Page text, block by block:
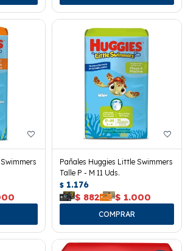
Pañales Huggies Little Swimmers
Talle P - M 11 Uds.
$ 1.176
$ 882 $ 1.000